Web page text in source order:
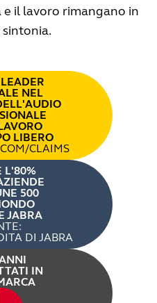
il lavoro rimangano in
NEL
LIBERO
CLAIMS
L'80%
500
JABRA
DI JABRA
IN